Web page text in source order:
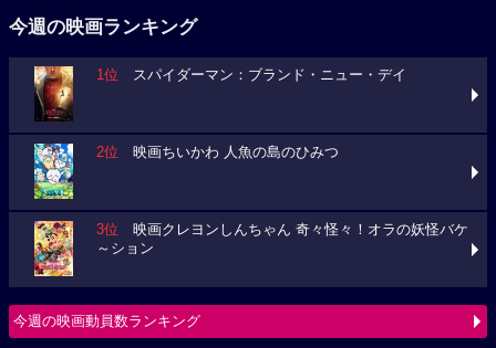
今週の映画ランキング
1位 スパイダーマン：ブランド・ニュー・デイ
2位 映画ちいかわ 人魚の島のひみつ
3位 映画クレヨンしんちゃん 奇々怪々！オラの妖怪バケ
～ション
今週の映画動員数ランキング